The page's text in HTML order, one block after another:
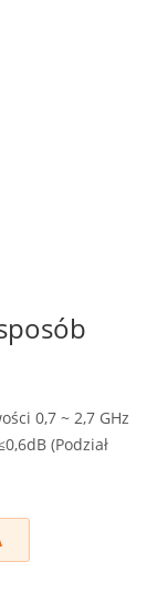
0,7 ~ 2,7 GHz
(Podział